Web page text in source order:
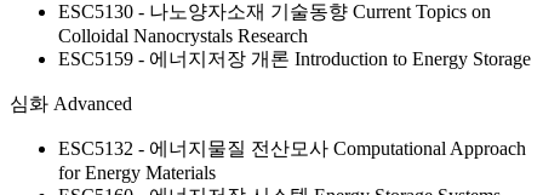
ESC5130 - 나노양자소재 기술동향 Current Topics on
Colloidal Nanocrystals Research
ESC5159 - 에너지저장 개론 Introduction to Energy Storage
심화 Advanced
ESC5132 - 에너지물질 전산모사 Computational Approach
for Energy Materials